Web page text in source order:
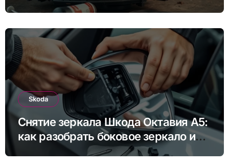
Skoda
Снятие зеркала Шкода Октавия А5:
как разобрать боковое зеркало и
снять зеркальный элемент своими